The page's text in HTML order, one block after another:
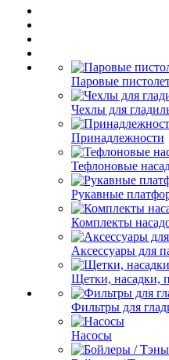
Паровые
Чехлы для
Принадлежности
Тефлоновые
Рукавные
Комплекты
Аксессуары для
Щетки, насадки,
Фильтры для
Насосы